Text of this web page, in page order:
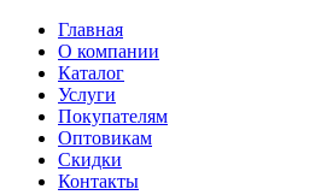
Главная
О компании
Каталог
Услуги
Покупателям
Оптовикам
Скидки
Контакты